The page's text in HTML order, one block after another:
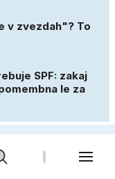
v zvezdah"? To
SPF: zakaj
le za